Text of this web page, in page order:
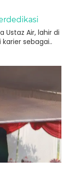
Ustaz Air, lahir di
sebagai..